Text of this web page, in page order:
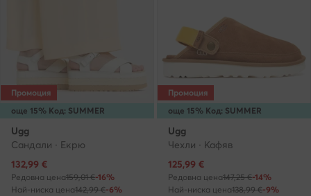
още 15% Код: SUMMER
Промоция
Ugg
Сандали · Екрю
Актуална цена
132,99 €
Редовна цена159,01 €-16%
Най-ниска цена142,99 €-6%
още 15% Код: SUMMER
Промоция
Ugg
Чехли · Кафяв
Актуална цена
125,99 €
Редовна цена147,25 €-14%
Най-ниска цена138,99 €-9%